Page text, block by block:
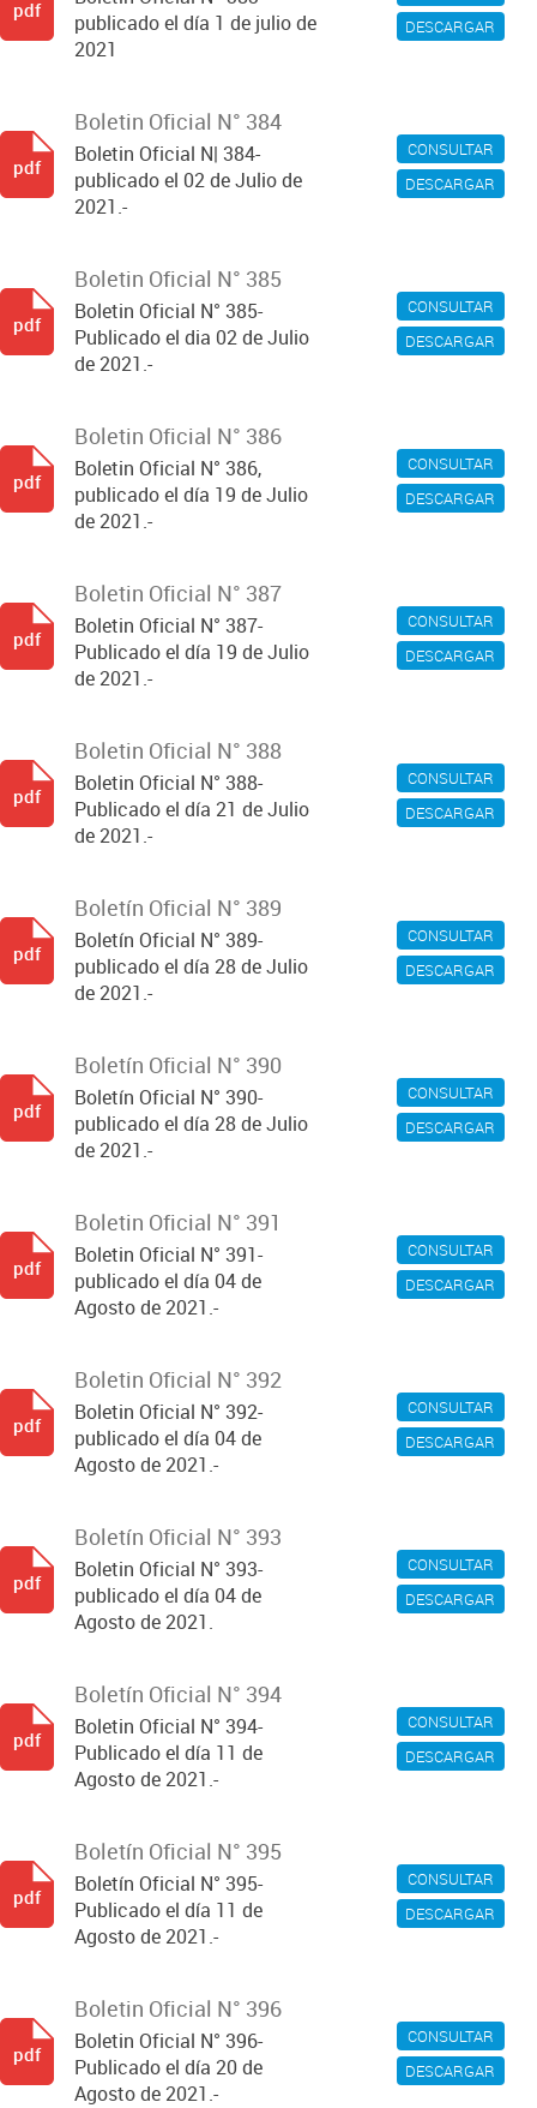
DESCARGAR
publicado el día 1 de julio de
2021
pdf
CONSULTAR
DESCARGAR
Boletin Oficial N° 384
Boletin Oficial N| 384-
publicado el 02 de Julio de
2021.-
pdf
CONSULTAR
DESCARGAR
Boletin Oficial N° 385
Boletin Oficial N° 385-
Publicado el dia 02 de Julio
de 2021.-
pdf
CONSULTAR
DESCARGAR
Boletin Oficial N° 386
Boletin Oficial N° 386,
publicado el día 19 de Julio
de 2021.-
pdf
CONSULTAR
DESCARGAR
Boletin Oficial N° 387
Boletin Oficial N° 387-
Publicado el día 19 de Julio
de 2021.-
pdf
CONSULTAR
DESCARGAR
Boletin Oficial N° 388
Boletin Oficial N° 388-
Publicado el día 21 de Julio
de 2021.-
pdf
CONSULTAR
DESCARGAR
Boletín Oficial N° 389
Boletín Oficial N° 389-
publicado el día 28 de Julio
de 2021.-
pdf
CONSULTAR
DESCARGAR
Boletín Oficial N° 390
Boletín Oficial N° 390-
publicado el día 28 de Julio
de 2021.-
pdf
CONSULTAR
DESCARGAR
Boletin Oficial N° 391
Boletin Oficial N° 391-
publicado el día 04 de
Agosto de 2021.-
pdf
CONSULTAR
DESCARGAR
Boletin Oficial N° 392
Boletin Oficial N° 392-
publicado el día 04 de
Agosto de 2021.-
pdf
CONSULTAR
DESCARGAR
Boletín Oficial N° 393
Boletin Oficial N° 393-
publicado el día 04 de
Agosto de 2021.
pdf
CONSULTAR
DESCARGAR
Boletín Oficial N° 394
Boletin Oficial N° 394-
Publicado el día 11 de
Agosto de 2021.-
pdf
CONSULTAR
DESCARGAR
Boletín Oficial N° 395
Boletín Oficial N° 395-
Publicado el día 11 de
Agosto de 2021.-
pdf
CONSULTAR
DESCARGAR
Boletin Oficial N° 396
Boletin Oficial N° 396-
Publicado el día 20 de
Agosto de 2021.-
pdf